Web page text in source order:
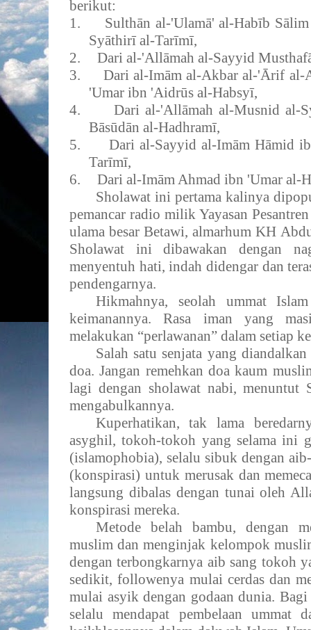
berikut:
1.
Sulthān al-'Ulamā' al-Habīb
Syāthirī al-Tarīmī,
2.
Dari al-'Allāmah al-Sayyid
3.
Dari al-Imām al-Akbar al-'Ārif al-
'Umar ibn 'Aidrūs al-Habsyī,
4.
Dari al-'Allāmah al-Musnid al-
Bāsūdān al-Hadhramī,
5.
Dari al-Sayyid al-Imām Hāmid
Tarīmī,
6.
Dari al-Imām Ahmad ibn 'Umar al-
Sholawat ini pertama kalinya
pemancar radio milik Yayasan
ulama besar Betawi, almarhum KH
Sholawat ini dibawakan dengan
menyentuh hati, indah didengar dan
pendengarnya.
Hikmahnya, seolah ummat
keimanannya. Rasa iman yang
melakukan “perlawanan” dalam setiap
Salah satu senjata yang
doa. Jangan remehkan doa kaum
lagi dengan sholawat nabi, menuntut
mengabulkannya.
Kuperhatikan, tak lama
asyghil, tokoh-tokoh yang selama ini
(islamophobia), selalu sibuk dengan
(konspirasi) untuk merusak dan
langsung dibalas dengan tunai oleh
konspirasi mereka.
Metode belah bambu, dengan
muslim dan menginjak kelompok
dengan terbongkarnya aib sang tokoh
sedikit, followenya mulai cerdas dan
mulai asyik dengan godaan dunia.
selalu mendapat pembelaan ummat